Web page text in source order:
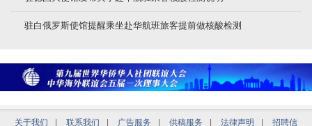
驻白俄罗斯使馆提醒乘坐赴华航班旅客提前做核酸检测
关于我们 联系我们 广告服务 供稿服务 法律声明 招聘信